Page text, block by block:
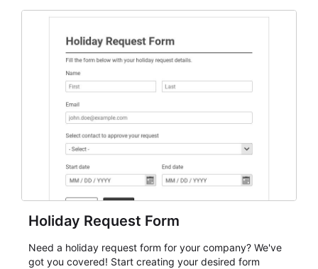
and participant management. The form is suitable for
student enrollment, volunteer registration, business
event intake, and membership participation. It helps
keep responses standardized so organizers can
evaluate submissions, manage next steps, and maintain
cleaner registration records over time.
Holiday Request Form
Need a holiday request form for your company? We've
got you covered! Start creating your desired form